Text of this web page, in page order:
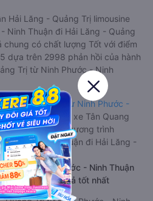
Hải Lăng - Quảng Trị limousine
Ninh Thuận đi Hải Lăng - Quảng
chung có chất lượng Tốt với điểm
dựa trên 2998 phản hồi của hành
Trị từ Ninh Phước - Ninh
- Quảng Trị từ Ninh Phước -
của hãng xe Tân Quang
của bạn và chương trình
Phước - Ninh Thuận đi Hải Lăng -
thể sẽ rẻ hơn
Trị từ Ninh Phước - Ninh Thuận
Thoải mái, giá cả tốt nhất